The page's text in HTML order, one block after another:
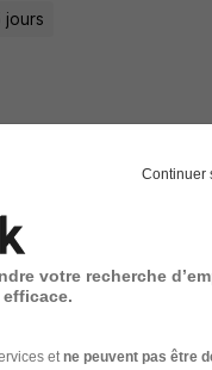
jours
et Familiale
/ heure 25 jours
Continuer
votre recherche
et ne peuvent pas être